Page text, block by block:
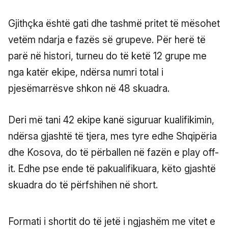
Gjithçka është gati dhe tashmë pritet të mësohet
vetëm ndarja e fazës së grupeve. Për herë të
parë në histori, turneu do të ketë 12 grupe me
nga katër ekipe, ndërsa numri total i
pjesëmarrësve shkon në 48 skuadra.
Deri më tani 42 ekipe kanë siguruar kualifikimin,
ndërsa gjashtë të tjera, mes tyre edhe Shqipëria
dhe Kosova, do të përballen në fazën e play off-
it. Edhe pse ende të pakualifikuara, këto gjashtë
skuadra do të përfshihen në short.
Formati i shortit do të jetë i ngjashëm me vitet e